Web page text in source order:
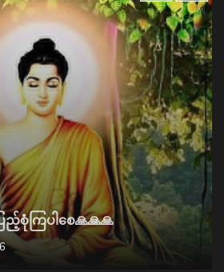
ည့်စုံကြပါစေ🙏🙏🙏